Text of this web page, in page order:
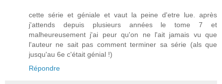
cette série et géniale et vaut la peine d'etre lue. après
j'attends depuis plusieurs années le tome 7 et
malheureusement j'ai peur qu'on ne l'ait jamais vu que
l'auteur ne sait pas comment terminer sa série (als que
jusqu'au 6e c'était génial !)
Répondre